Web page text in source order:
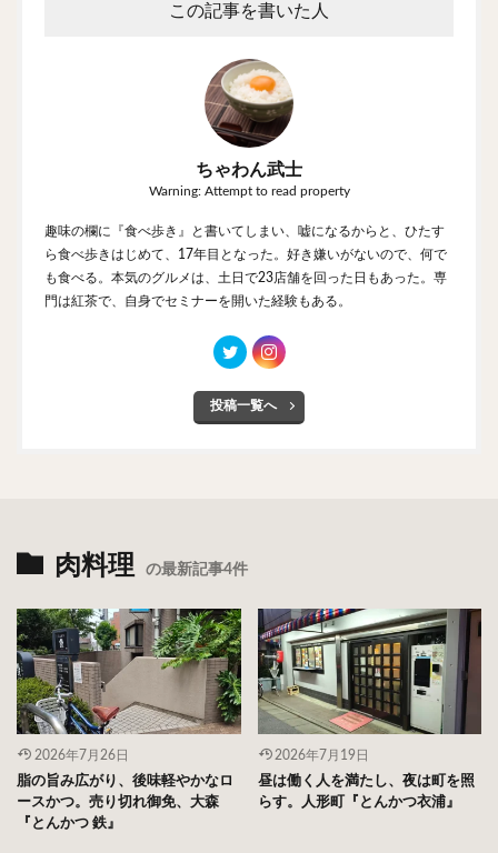
この記事を書いた人
ちゃわん武士
Warning: Attempt to read property
趣味の欄に『食べ歩き』と書いてしまい、嘘になるからと、ひたす
ら食べ歩きはじめて、17年目となった。好き嫌いがないので、何で
も食べる。本気のグルメは、土日で23店舗を回った日もあった。専
門は紅茶で、自身でセミナーを開いた経験もある。
投稿一覧へ
肉料理 の最新記事4件
2026年7月26日
脂の旨み広がり、後味軽やかなロ
ースかつ。売り切れ御免、大森
『とんかつ 鉄』
2026年7月19日
昼は働く人を満たし、夜は町を照
らす。人形町『とんかつ衣浦』